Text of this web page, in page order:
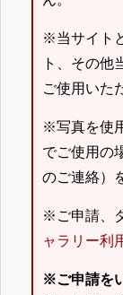
※当サイト
ト、その他
ご使用いた
※写真を使
でご使用の
のご連絡）
※ご申請、
ャラリー利
※ご申請を